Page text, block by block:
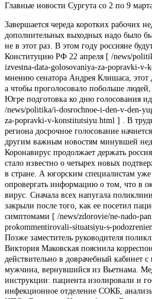
Главные новости Сургута со 2 по 9
Завершается череда коротких рабочих
дополнительных выходных надо было
не в этот раз. В этом году россияне
Конституцию РФ 22 апреля [ /news/
izvestna-data-golosovaniya-za-popravki-
мнению сенатора Андрея Клишаса, этот
а чтобы проголосовало побольше
Югре подготовка ко дню голосования
/news/politika/i-dosrochnoe-i-den-v-den-
za-popravki-v-konstitutsiyu.html ] . В
региона досрочное голосование
другим важным новостям минувшей
Коронавирус продолжает держать
стало известно о четырех новых
в стране. А югорским специалистам
опровергать информацию о том, что в
вирус. Сначала всех напугала
закрыли после того, как ее посетил
симптомами [ /news/zdorovie/ne-nado-
prokommentirovali-situatsiyu-s-
Позже заместитель руководителя
Виктория Маковская пояснила
действительно в доврачебный кабинет
мужчина, вернувшийся из Вьетнама.
инструкции: пациента изолировали и
инфекционное отделение СОКБ,